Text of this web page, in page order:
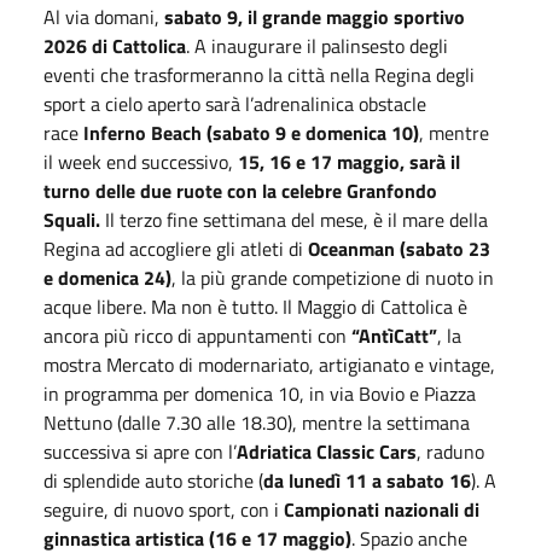
Al via domani, sabato 9, il grande maggio sportivo
2026 di Cattolica. A inaugurare il palinsesto degli
eventi che trasformeranno la città nella Regina degli
sport a cielo aperto sarà l’adrenalinica obstacle
race Inferno Beach (sabato 9 e domenica 10), mentre
il week end successivo, 15, 16 e 17 maggio, sarà il
turno delle due ruote con la celebre Granfondo
Squali. Il terzo fine settimana del mese, è il mare della
Regina ad accogliere gli atleti di Oceanman (sabato 23
e domenica 24), la più grande competizione di nuoto in
acque libere. Ma non è tutto. Il Maggio di Cattolica è
ancora più ricco di appuntamenti con “AntìCatt”, la
mostra Mercato di modernariato, artigianato e vintage,
in programma per domenica 10, in via Bovio e Piazza
Nettuno (dalle 7.30 alle 18.30), mentre la settimana
successiva si apre con l’Adriatica Classic Cars, raduno
di splendide auto storiche (da lunedì 11 a sabato 16). A
seguire, di nuovo sport, con i Campionati nazionali di
ginnastica artistica (16 e 17 maggio). Spazio anche